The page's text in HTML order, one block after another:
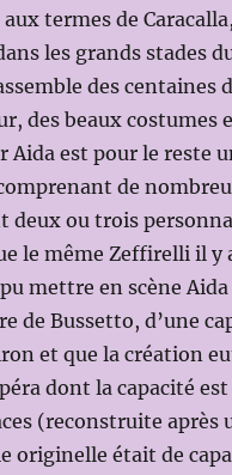
termes de
les grands stades
des centaines
des beaux costumes
Aida est pour le reste
de
deux ou trois
le même Zeffirelli il y
mettre en scène
de Bussetto, d’une
et que la création
dont la capacité
(reconstruite après
originelle était de